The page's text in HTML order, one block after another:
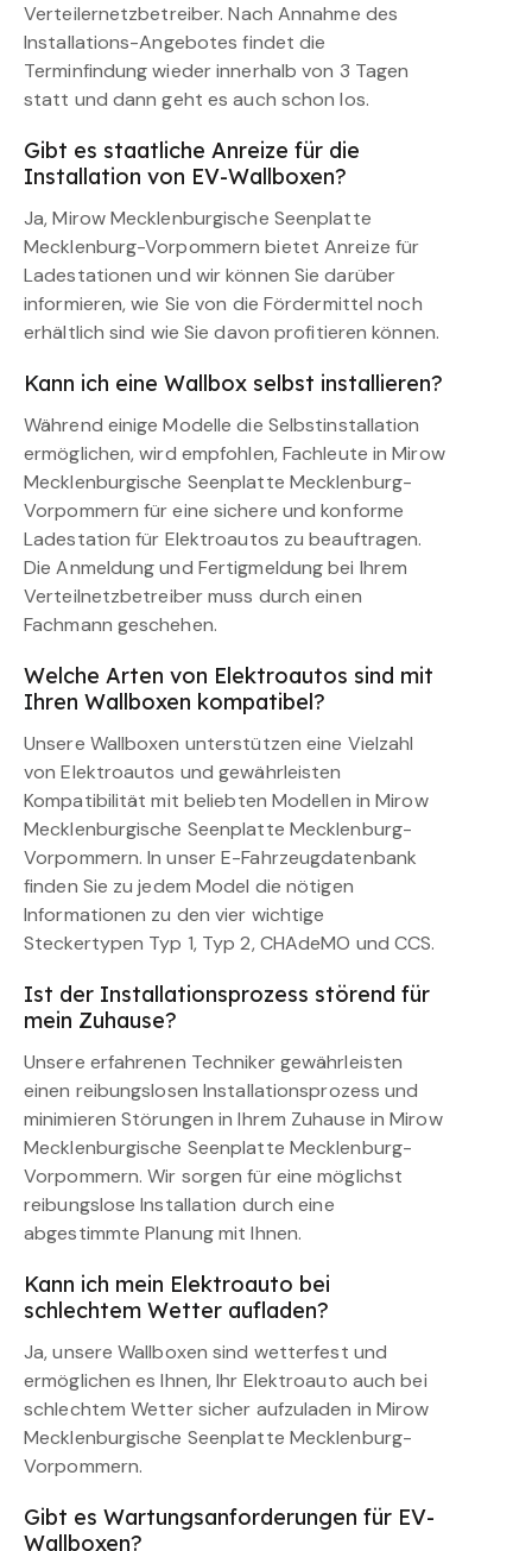
Verteilernetzbetreiber. Nach Annahme des
Installations-Angebotes findet die
Terminfindung wieder innerhalb von 3 Tagen
statt und dann geht es auch schon los.
Gibt es staatliche Anreize für die
Installation von EV-Wallboxen?
Ja, Mirow Mecklenburgische Seenplatte
Mecklenburg-Vorpommern bietet Anreize für
Ladestationen und wir können Sie darüber
informieren, wie Sie von die Fördermittel noch
erhältlich sind wie Sie davon profitieren können.
Kann ich eine Wallbox selbst installieren?
Während einige Modelle die Selbstinstallation
ermöglichen, wird empfohlen, Fachleute in Mirow
Mecklenburgische Seenplatte Mecklenburg-
Vorpommern für eine sichere und konforme
Ladestation für Elektroautos zu beauftragen.
Die Anmeldung und Fertigmeldung bei Ihrem
Verteilnetzbetreiber muss durch einen
Fachmann geschehen.
Welche Arten von Elektroautos sind mit
Ihren Wallboxen kompatibel?
Unsere Wallboxen unterstützen eine Vielzahl
von Elektroautos und gewährleisten
Kompatibilität mit beliebten Modellen in Mirow
Mecklenburgische Seenplatte Mecklenburg-
Vorpommern. In unser E-Fahrzeugdatenbank
finden Sie zu jedem Model die nötigen
Informationen zu den vier wichtige
Steckertypen Typ 1, Typ 2, CHAdeMO und CCS.
Ist der Installationsprozess störend für
mein Zuhause?
Unsere erfahrenen Techniker gewährleisten
einen reibungslosen Installationsprozess und
minimieren Störungen in Ihrem Zuhause in Mirow
Mecklenburgische Seenplatte Mecklenburg-
Vorpommern. Wir sorgen für eine möglichst
reibungslose Installation durch eine
abgestimmte Planung mit Ihnen.
Kann ich mein Elektroauto bei
schlechtem Wetter aufladen?
Ja, unsere Wallboxen sind wetterfest und
ermöglichen es Ihnen, Ihr Elektroauto auch bei
schlechtem Wetter sicher aufzuladen in Mirow
Mecklenburgische Seenplatte Mecklenburg-
Vorpommern.
Gibt es Wartungsanforderungen für EV-
Wallboxen?